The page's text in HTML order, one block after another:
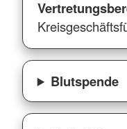
Blutspende